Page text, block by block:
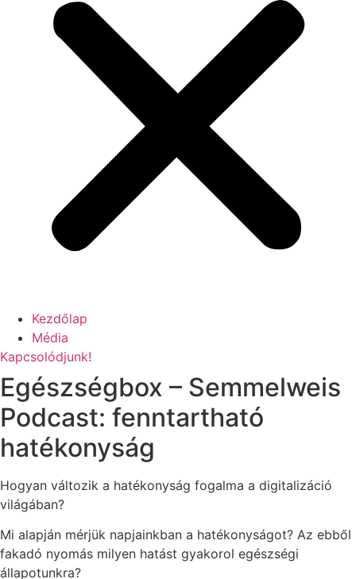
Kezdőlap
Média
Kapcsolódjunk!
Egészségbox – Semmelweis
Podcast: fenntartható
hatékonyság
Hogyan változik a hatékonyság fogalma a digitalizáció
világában?
Mi alapján mérjük napjainkban a hatékonyságot? Az ebből
fakadó nyomás milyen hatást gyakorol egészségi
állapotunkra?